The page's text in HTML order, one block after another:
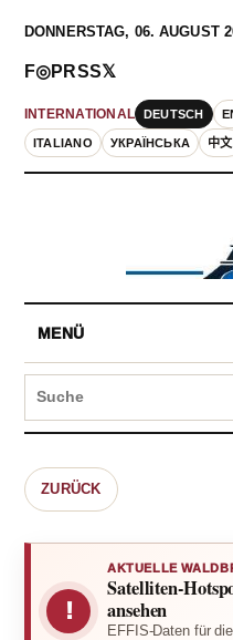
DONNERSTAG, 06. AUGUST
INTERNATIONAL DEUTSCH
ITALIANO УКРАЇНСЬКА 中文
F◎PRSS𝕏
MENÜ
ZURÜCK
!
AKTUELLE
Satelliten-
ansehen
EFFIS-Daten für